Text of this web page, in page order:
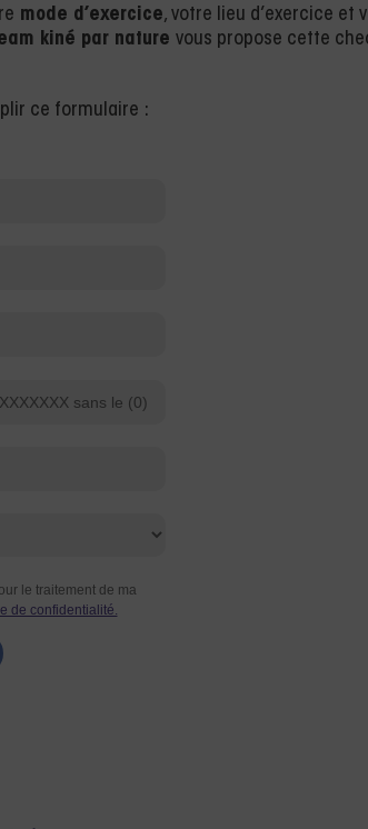
mode d’exercice, votre lieu d’exercice et
kiné par nature vous propose cette
ce formulaire :